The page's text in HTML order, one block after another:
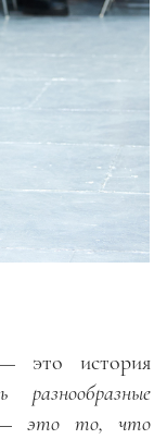
это история
это то, что